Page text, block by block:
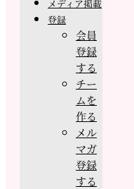
メディア掲載
登録
会員
登録
する
チー
ムを
作る
メル
マガ
登録
する